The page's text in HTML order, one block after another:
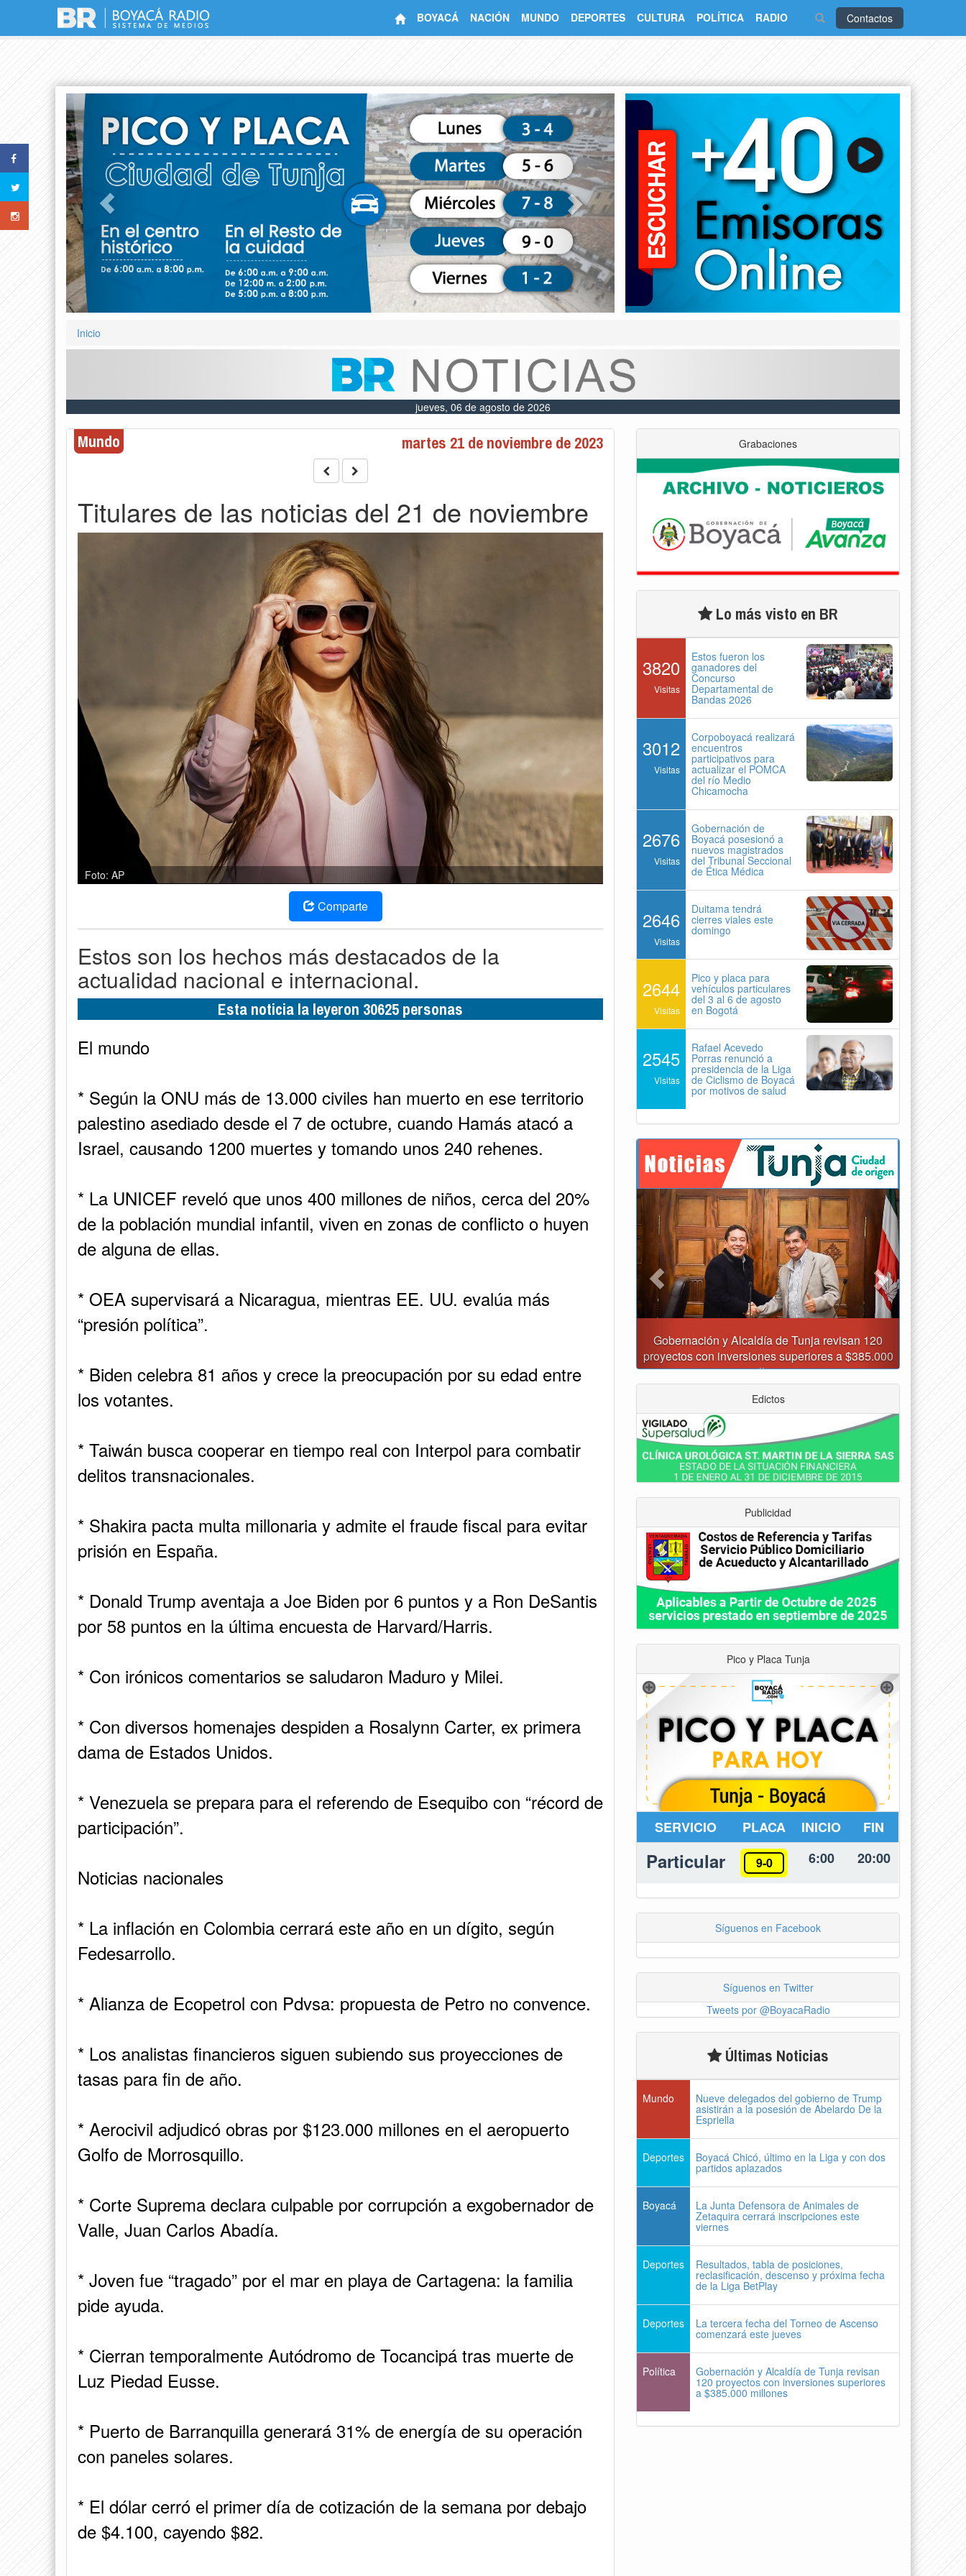
Contactos
BOYACÁ NACIÓN MUNDO DEPORTES CULTURA POLÍTICA RADIO
Next
Inicio
jueves, 06 de agosto de 2026
Mundo martes 21 de noviembre de 2023
Titulares de las noticias del 21 de noviembre
Foto: AP
Comparte
Estos son los hechos más destacados de la
actualidad nacional e internacional.
Esta noticia la leyeron 30625 personas
El mundo
* Según la ONU más de 13.000 civiles han muerto en ese territorio
palestino asediado desde el 7 de octubre, cuando Hamás atacó a
Israel, causando 1200 muertes y tomando unos 240 rehenes.
* La UNICEF reveló que unos 400 millones de niños, cerca del 20%
de la población mundial infantil, viven en zonas de conflicto o huyen
de alguna de ellas.
* OEA supervisará a Nicaragua, mientras EE. UU. evalúa más
“presión política”.
* Biden celebra 81 años y crece la preocupación por su edad entre
los votantes.
* Taiwán busca cooperar en tiempo real con Interpol para combatir
delitos transnacionales.
* Shakira pacta multa millonaria y admite el fraude fiscal para evitar
prisión en España.
* Donald Trump aventaja a Joe Biden por 6 puntos y a Ron DeSantis
por 58 puntos en la última encuesta de Harvard/Harris.
* Con irónicos comentarios se saludaron Maduro y Milei.
* Con diversos homenajes despiden a Rosalynn Carter, ex primera
dama de Estados Unidos.
* Venezuela se prepara para el referendo de Esequibo con “récord de
participación”.
Noticias nacionales
* La inflación en Colombia cerrará este año en un dígito, según
Fedesarrollo.
* Alianza de Ecopetrol con Pdvsa: propuesta de Petro no convence.
* Los analistas financieros siguen subiendo sus proyecciones de
tasas para fin de año.
* Aerocivil adjudicó obras por $123.000 millones en el aeropuerto
Golfo de Morrosquillo.
* Corte Suprema declara culpable por corrupción a exgobernador de
Valle, Juan Carlos Abadía.
* Joven fue “tragado” por el mar en playa de Cartagena: la familia
pide ayuda.
* Cierran temporalmente Autódromo de Tocancipá tras muerte de
Luz Piedad Eusse.
* Puerto de Barranquilla generará 31% de energía de su operación
con paneles solares.
* El dólar cerró el primer día de cotización de la semana por debajo
de $4.100, cayendo $82.
Grabaciones
Lo más visto en BR
3820
Visitas
Estos fueron los
ganadores del
Concurso
Departamental de
Bandas 2026
3012
Visitas
Corpoboyacá realizará
encuentros
participativos para
actualizar el POMCA
del río Medio
Chicamocha
2676
Visitas
Gobernación de
Boyacá posesionó a
nuevos magistrados
del Tribunal Seccional
de Ética Médica
2646
Visitas
Duitama tendrá
cierres viales este
domingo
2644
Visitas
Pico y placa para
vehículos particulares
del 3 al 6 de agosto
en Bogotá
2545
Visitas
Rafael Acevedo
Porras renunció a
presidencia de la Liga
de Ciclismo de Boyacá
por motivos de salud
Asumió funciones nuevo secretario de Medio
Ambiente de Tunja
Previous Next
Edictos
Publicidad
Pico y Placa Tunja
SERVICIO PLACA INICIO FIN
Particular 9-0 6:00 20:00
Síguenos en Facebook
Síguenos en Twitter
Tweets por @BoyacaRadio
Últimas Noticias
Mundo Nueve delegados del gobierno de Trump
asistirán a la posesión de Abelardo De la
Espriella
Deportes Boyacá Chicó, último en la Liga y con dos
partidos aplazados
Boyacá La Junta Defensora de Animales de
Zetaquira cerrará inscripciones este
viernes
Deportes Resultados, tabla de posiciones,
reclasificación, descenso y próxima fecha
de la Liga BetPlay
Deportes La tercera fecha del Torneo de Ascenso
comenzará este jueves
Política Gobernación y Alcaldía de Tunja revisan
120 proyectos con inversiones superiores
a $385.000 millones